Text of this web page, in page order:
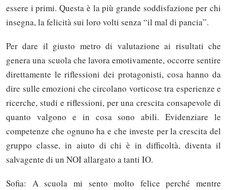
essere i primi. Questa è la più grande soddisfazione per chi
insegna, la felicità sui loro volti senza “il mal di pancia”.
Per dare il giusto metro di valutazione ai risultati che
genera una scuola che lavora emotivamente, occorre sentire
direttamente le riflessioni dei protagonisti, cosa hanno da
dire sulle emozioni che circolano vorticose tra esperienze e
ricerche, studi e riflessioni, per una crescita consapevole di
quanto valgono e in cosa sono abili. Evidenziare le
competenze che ognuno ha e che investe per la crescita del
gruppo classe, in aiuto di chi è in difficoltà, diventa il
salvagente di un NOI allargato a tanti IO.
Sofia: A scuola mi sento molto felice perché mentre